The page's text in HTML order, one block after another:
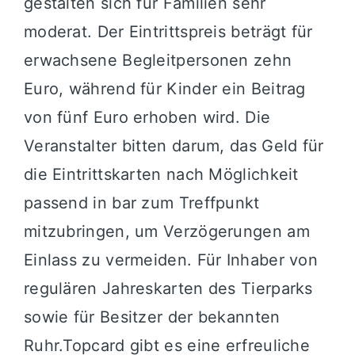
moderat. Der Eintrittspreis beträgt für
erwachsene Begleitpersonen zehn
Euro, während für Kinder ein Beitrag
von fünf Euro erhoben wird. Die
Veranstalter bitten darum, das Geld für
die Eintrittskarten nach Möglichkeit
passend in bar zum Treffpunkt
mitzubringen, um Verzögerungen am
Einlass zu vermeiden. Für Inhaber von
regulären Jahreskarten des Tierparks
sowie für Besitzer der bekannten
Ruhr.Topcard gibt es eine erfreuliche